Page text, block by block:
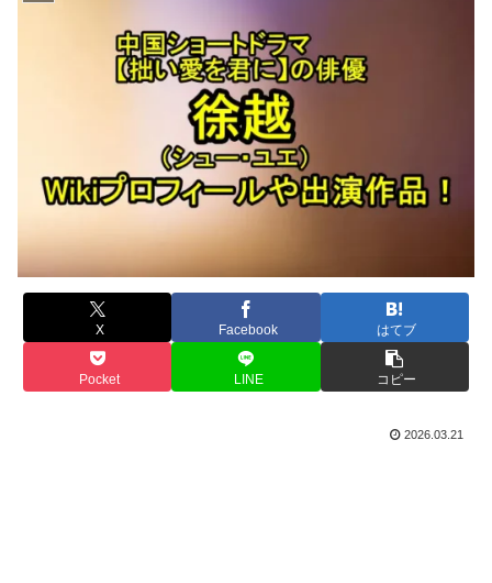
X Facebook はてブ
Pocket LINE コピー
2026.03.21